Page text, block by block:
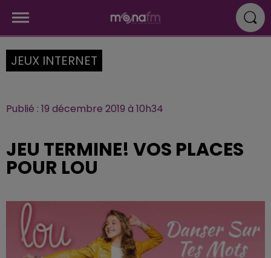
JEUX INTERNET
Publié : 19 décembre 2019 à 10h34
JEU TERMINE! VOS PLACES
POUR LOU